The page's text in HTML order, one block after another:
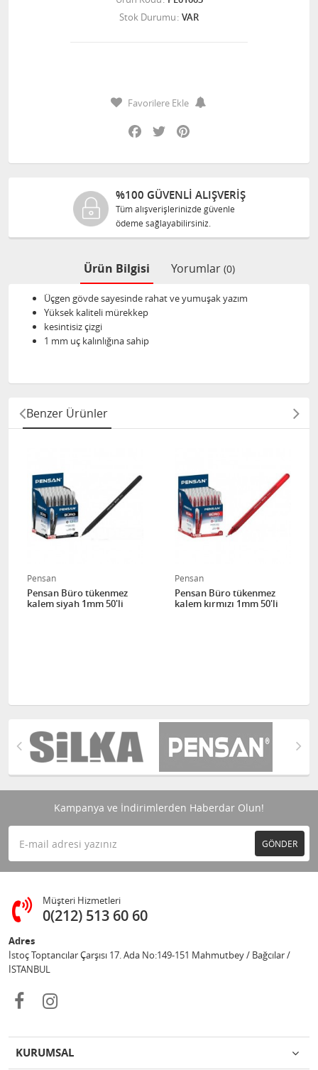
Stok Durumu VAR
Favorilere Ekle
Facebook
Twitter
%100 GÜVENLİ ALIŞVERİŞ
Tüm alışverişlerinizde güvenle
ödeme sağlayabilirsiniz.
Ürün Bilgisi Yorumlar (0)
Üçgen gövde sayesinde rahat ve yumuşak yazım
Yüksek kaliteli mürekkep
kesintisiz çizgi
1 mm uç kalınlığına sahip
Benzer Ürünler
Pensan
Pensan Büro tükenmez
kalem siyah 1mm 50'li
Pensan
Pensan Büro tükenmez
kalem kırmızı 1mm 50'li
Kampanya ve İndirimlerden Haberdar Olun!
GÖNDER
Müşteri Hizmetleri
0(212) 513 60 60
Adres
İstoç Toptancılar Çarşısı 17. Ada No:149-151 Mahmutbey / Bağcılar /
İSTANBUL
KURUMSAL